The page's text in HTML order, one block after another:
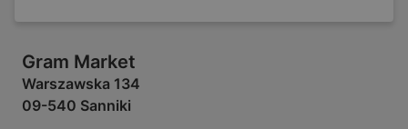
Gram Market
Warszawska 134
09-540 Sanniki